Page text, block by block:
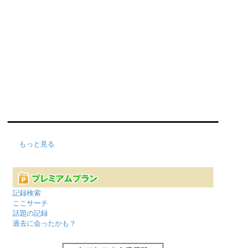
もっと見る
記録検索
ここサーチ
話題の記録
過去に会ったかも？